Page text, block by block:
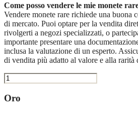
Come posso vendere le mie monete
Vendere monete rare richiede una buona
di mercato. Puoi optare per la vendita
rivolgerti a negozi specializzati, o
importante presentare una
inclusa la valutazione di un esperto.
di vendita più adatto al valore e alla rarità
Oro